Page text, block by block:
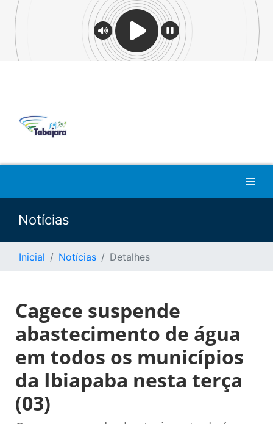
Notícias
Inicial Notícias Detalhes
Cagece suspende
abastecimento de água
em todos os municípios
da Ibiapaba nesta terça
(03)